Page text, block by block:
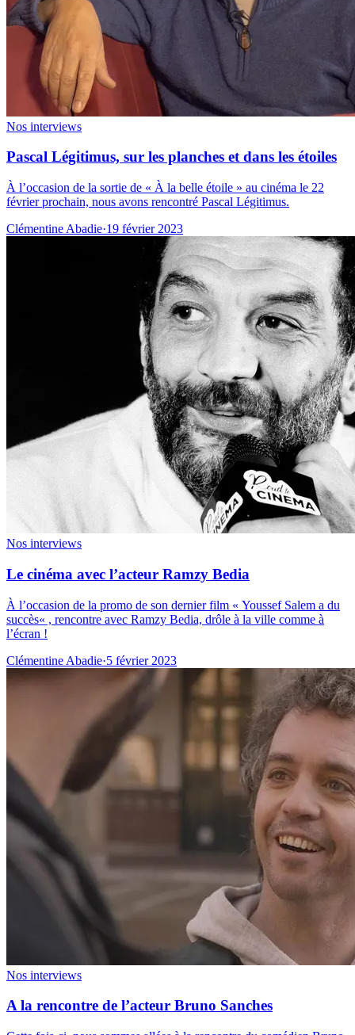
Nos interviews
Pascal Légitimus, sur les planches et dans les étoiles
À l’occasion de la sortie de « À la belle étoile » au cinéma le 22
février prochain, nous avons rencontré Pascal Légitimus.
Clémentine Abadie·19 février 2023
Nos interviews
Le cinéma avec l’acteur Ramzy Bedia
À l’occasion de la promo de son dernier film « Youssef Salem a du
succès« , rencontre avec Ramzy Bedia, drôle à la ville comme à
l’écran !
Clémentine Abadie·5 février 2023
Nos interviews
A la rencontre de l’acteur Bruno Sanches